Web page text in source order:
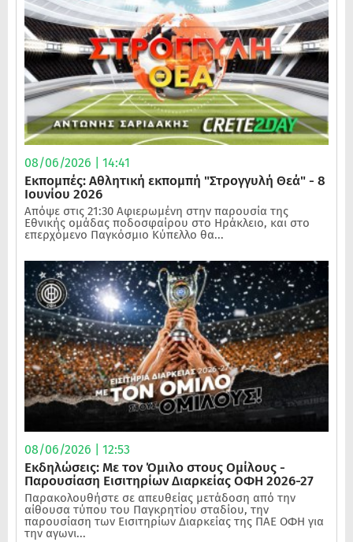
08/06/2026 | 14:41
Εκπομπές: Αθλητική εκπομπή "Στρογγυλή Θεά" - 8
Ιουνίου 2026
Απόψε στις 21:30 Αφιερωμένη στην παρουσία της
Εθνικής ομάδας ποδοσφαίρου στο Ηράκλειο, και στο
επερχόμενο Παγκόσμιο Κύπελλο θα...
08/06/2026 | 12:53
Εκδηλώσεις: Με τον Όμιλο στους Ομίλους -
Παρουσίαση Εισιτηρίων Διαρκείας ΟΦΗ 2026-27
Παρακολουθήστε σε απευθείας μετάδοση από την
αίθουσα τύπου του Παγκρητίου σταδίου, την
παρουσίαση των Εισιτηρίων Διαρκείας της ΠΑΕ ΟΦΗ για
την αγωνι...